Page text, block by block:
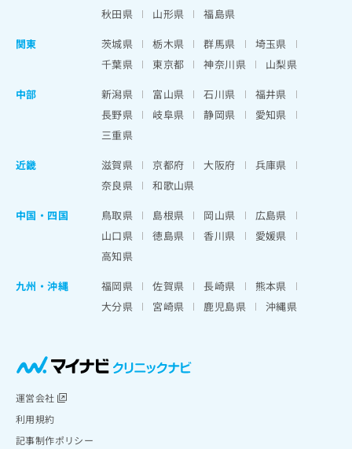
秋田県
山形県
福島県
関東
茨城県 栃木県 群馬県
埼玉県
千葉県
東京都 神奈川県
山梨県
中部
新潟県 富山県 石川県
福井県
長野県
岐阜県 静岡県
愛知県
三重県
近畿
滋賀県 京都府 大阪府
兵庫県
奈良県
和歌山県
中国・四国
鳥取県 島根県 岡山県
広島県
山口県
徳島県 香川県
愛媛県
高知県
九州・沖縄
福岡県 佐賀県 長崎県
熊本県
大分県
宮崎県 鹿児島県 沖縄県
運営会社
利用規約
記事制作ポリシー